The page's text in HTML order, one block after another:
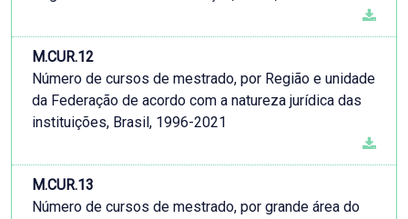
M.CUR.12
Número de cursos de mestrado, por Região e unidade
da Federação de acordo com a natureza jurídica das
instituições, Brasil, 1996-2021
M.CUR.13
Número de cursos de mestrado, por grande área do